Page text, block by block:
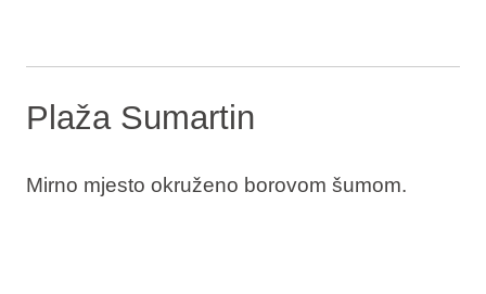
Plaža Sumartin
Mirno mjesto okruženo borovom šumom.